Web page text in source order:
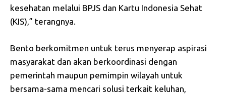
kesehatan melalui BPJS dan Kartu Indonesia Sehat
(KIS),” terangnya.
Bento berkomitmen untuk terus menyerap aspirasi
masyarakat dan akan berkoordinasi dengan
pemerintah maupun pemimpin wilayah untuk
bersama-sama mencari solusi terkait keluhan,